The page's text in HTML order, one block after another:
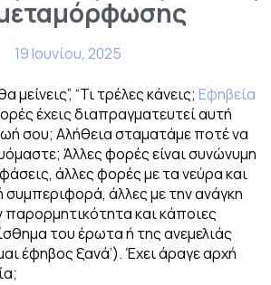
19 Ιουνίου, 2025
“Τι τρέλες κάνεις; Εφηβεία
έχεις διαπραγματευτεί αυτή
σου; Αλήθεια σταματάμε ποτέ να
Άλλες φορές είναι συνώνυμη
άλλες φορές με τα νεύρα και
συμπεριφορά, άλλες με την ανάγκη
παρορμητικότητα και κάποιες
του έρωτα ή της ανεμελιάς
έφηβος ξανά’). Έχει άραγε αρχή